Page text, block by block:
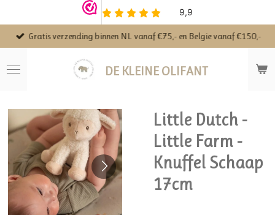
direct
naar
hoofdinhoud
DE KLEINE OLIFANT
Gratis verzending binnen NL vanaf €75,- en Belgie vanaf €150,-
Little Dutch -
Little Farm -
Knuffel Schaap
17cm